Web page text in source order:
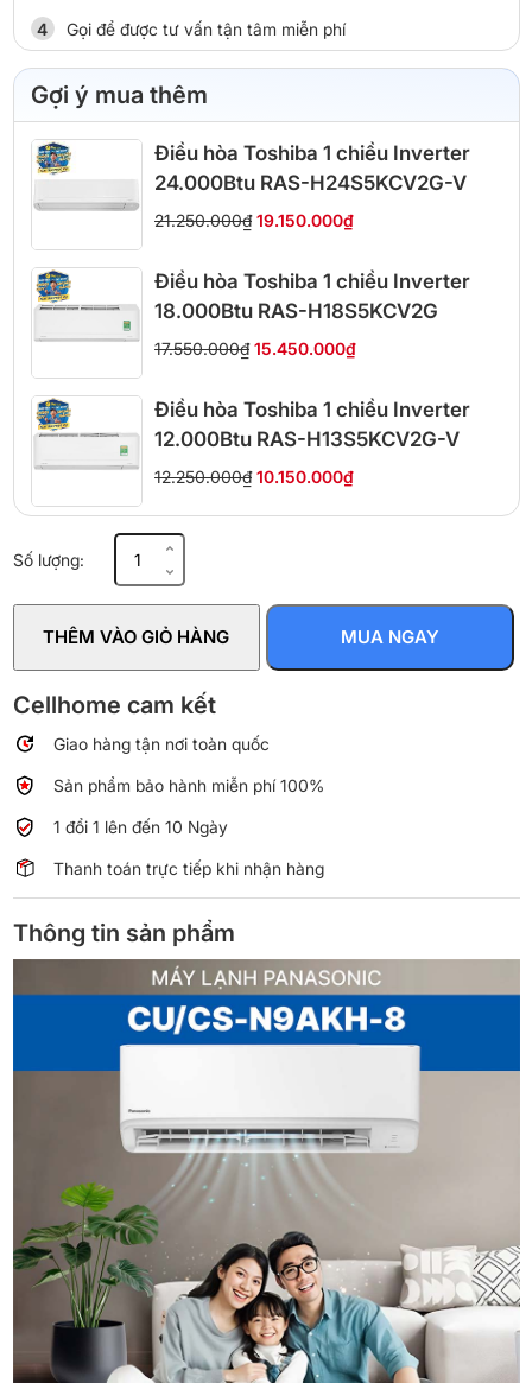
Gọi để được tư vấn tận tâm miễn phí
Gợi ý mua thêm
Điều hòa Toshiba 1 chiều Inverter
24.000Btu RAS-H24S5KCV2G-V
21.250.000₫ 19.150.000₫
Điều hòa Toshiba 1 chiều Inverter
18.000Btu RAS-H18S5KCV2G
17.550.000₫ 15.450.000₫
Điều hòa Toshiba 1 chiều Inverter
12.000Btu RAS-H13S5KCV2G-V
12.250.000₫ 10.150.000₫
Số lượng:
Điều
hòa
9000
BTU
CU/CS-
N9AKH-
số
lượng
THÊM VÀO GIỎ HÀNG MUA NGAY
Cellhome cam kết
Giao hàng tận nơi toàn quốc
Sản phẩm bảo hành miễn phí 100%
1 đổi 1 lên đến 10 Ngày
Thanh toán trực tiếp khi nhận hàng
Thông tin sản phẩm